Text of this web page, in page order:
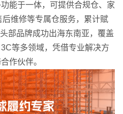
能于一体，可提供合规仓、家
维修等专属仓服务，累计赋
部品牌成功出海东南亚，覆盖
等多领域，凭借专业解决方
作伙伴。